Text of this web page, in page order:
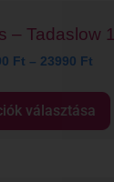
– Tadaslow
Ft – 23990 Ft
választása